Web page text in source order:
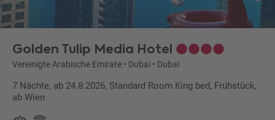
Golden Tulip Media Hotel
Vereinigte Arabische Emirate • Dubai • Dubai
7 Nächte, ab 24.8.2026, Standard Room King bed, Frühstück,
ab Wien